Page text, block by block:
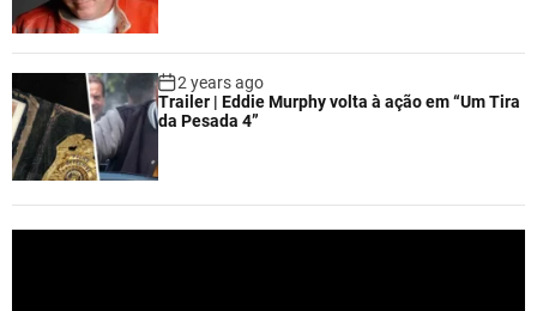
2 years ago
Trailer | Eddie Murphy volta à ação em “Um Tira
da Pesada 4”